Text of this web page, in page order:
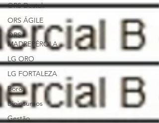
ORS Destak
ORS ÁGILE
ORS
MADREPÉROLA
LG ORO
LG FORTALEZA
Boro
Bioinsumos
Gestão